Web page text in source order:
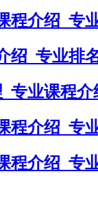
程介绍_专
绍_专业排
专业课程
程介绍_专
程介绍_专